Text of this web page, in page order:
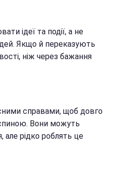
ідеї та події, а не
Якщо й переказують
ніж через бажання
справами, щоб довго
Вони можуть
але рідко роблять це